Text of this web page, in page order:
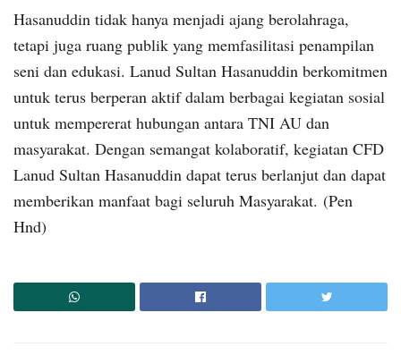
Hasanuddin tidak hanya menjadi ajang berolahraga,
tetapi juga ruang publik yang memfasilitasi penampilan
seni dan edukasi. Lanud Sultan Hasanuddin berkomitmen
untuk terus berperan aktif dalam berbagai kegiatan sosial
untuk mempererat hubungan antara TNI AU dan
masyarakat. Dengan semangat kolaboratif, kegiatan CFD
Lanud Sultan Hasanuddin dapat terus berlanjut dan dapat
memberikan manfaat bagi seluruh Masyarakat. (Pen
Hnd)